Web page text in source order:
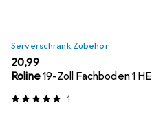
Serverschrank Zubehör
EUR
20,99
Roline19-Zoll Fachboden 1 HE
1